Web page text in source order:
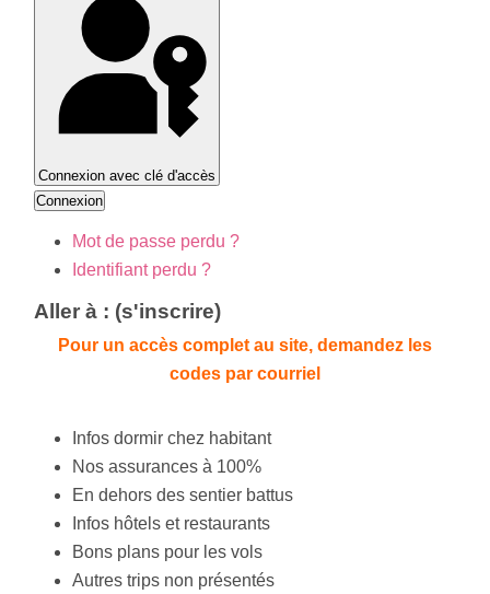
Connexion avec clé d'accès
Connexion
Mot de passe perdu ?
Identifiant perdu ?
Aller à : (s'inscrire)
Pour un accès complet au site, demandez les
codes par courriel
Infos dormir chez habitant
Nos assurances à 100%
En dehors des sentier battus
Infos hôtels et restaurants
Bons plans pour les vols
Autres trips non présentés